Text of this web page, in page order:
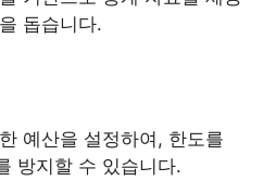
돕습니다.
예산을 설정하여, 한도를
방지할 수 있습니다.